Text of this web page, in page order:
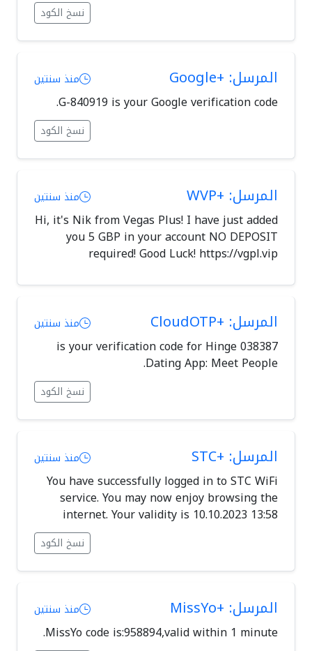
نسخ الكود
المرسل: +Google منذ سنتين
G-840919 is your Google verification code.
نسخ الكود
المرسل: +WVP منذ سنتين
Hi, it's Nik from Vegas Plus! I have just added
you 5 GBP in your account NO DEPOSIT
required! Good Luck! https://vgpl.vip
المرسل: +CloudOTP منذ سنتين
038387 is your verification code for Hinge
Dating App: Meet People.
نسخ الكود
المرسل: +STC منذ سنتين
You have successfully logged in to STC WiFi
service. You may now enjoy browsing the
internet. Your validity is 10.10.2023 13:58
نسخ الكود
المرسل: +MissYo منذ سنتين
MissYo code is:958894,valid within 1 minute.